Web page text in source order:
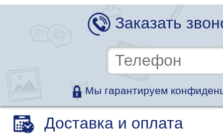
Заказать
Мы гарантируем
Доставка и оплата